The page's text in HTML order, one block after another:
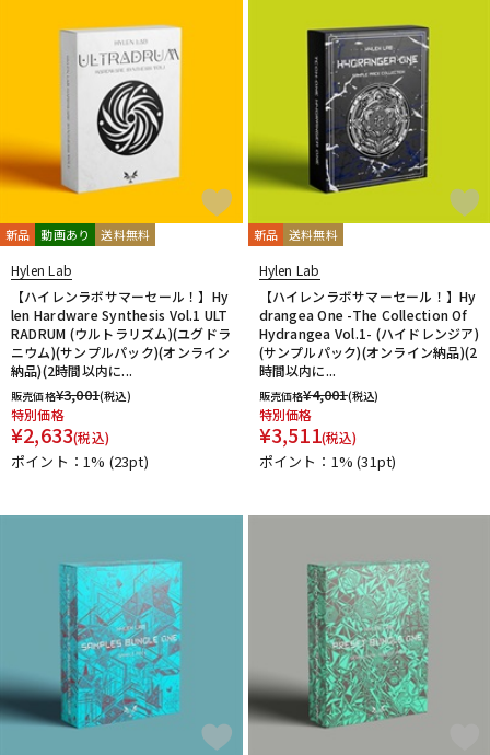
新品 動画あり 送料無料
Hylen Lab
【ハイレンラボサマーセール！】Hy
len Hardware Synthesis Vol.1 ULT
RADRUM (ウルトラリズム)(ユグドラ
ニウム)(サンプルパック)(オンライン
納品)(2時間以内に...
販売価格¥3,001(税込)
特別価格
¥2,633(税込)
ポイント：1% (23pt)
新品 送料無料
Hylen Lab
【ハイレンラボサマーセール！】Hy
drangea One -The Collection Of
Hydrangea Vol.1- (ハイドレンジア)
(サンプルパック)(オンライン納品)(2
時間以内に...
販売価格¥4,001(税込)
特別価格
¥3,511(税込)
ポイント：1%(31pt)